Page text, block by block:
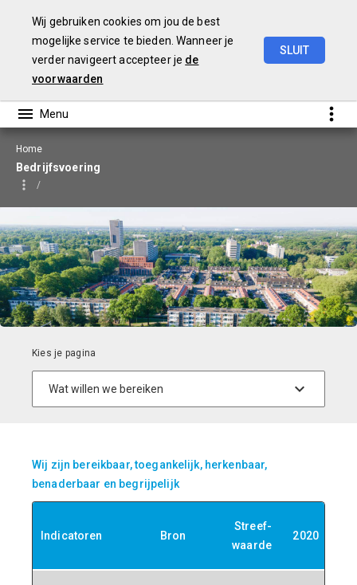
Wij gebruiken cookies om jou de best
mogelijke service te bieden. Wanneer je
verder navigeert accepteer je de
voorwaarden
SLUIT
Home
Bedrijfsvoering
Wij zijn bereikbaar, toegankelijk, herkenbaar,
benaderbaar en begrijpelijk
Indicatoren Bron
Streef-
waarde
2020